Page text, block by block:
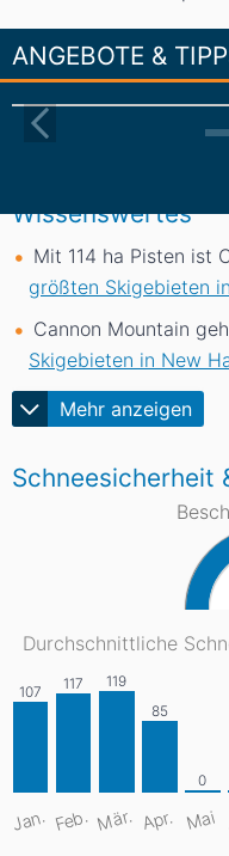
ANGEBOTE &
Wissenswertes
Mehr anzeigen
Mit 114 ha Pisten ist
größten Skigebieten
Cannon Mountain
Skigebieten in New
Schneesicherheit
Durchschnittliche
Jan. Feb. Mär. Apr. Mai